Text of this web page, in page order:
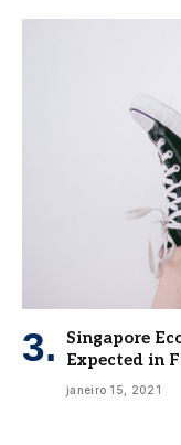
Singapore
Expected in
janeiro 15, 2021